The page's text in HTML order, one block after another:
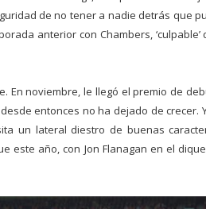
de no tener a nadie detrás que
anterior con Chambers,
noviembre, le llegó el premio de
entonces no ha dejado de crecer.
un lateral diestro de buenas
este año, con Jon Flanagan en el